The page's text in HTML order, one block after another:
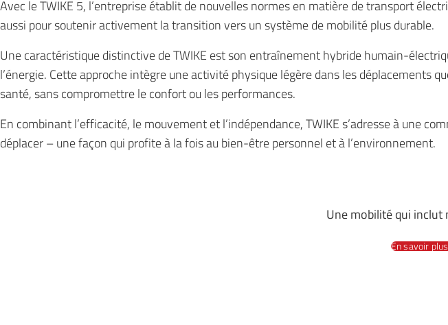
Avec le TWIKE 5, l’entreprise établit de nouvelles normes en matière de transport
aussi pour soutenir activement la transition vers un système de mobilité plus durable.
Une caractéristique distinctive de TWIKE est son entraînement hybride humain-
l’énergie. Cette approche intègre une activité physique légère dans les déplacements
santé, sans compromettre le confort ou les performances.
En combinant l’efficacité, le mouvement et l’indépendance, TWIKE s’adresse à une
déplacer – une façon qui profite à la fois au bien-être personnel et à l’environnement.
Une mobilité qui
En savoir